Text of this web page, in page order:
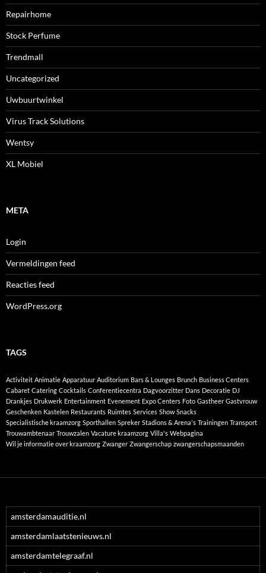
Repairhome
Stock Perfume
Trendmall
Uncategorized
Uwbuurtwinkel
Virus Track Solutions
Wentsy
XL Mobiel
META
Login
Vermeldingen feed
Reacties feed
WordPress.org
TAGS
Activiteit Animatie Apparatuur Auditorium Bars & Lounges Brunch Business Centers
Cabaret Catering Cocktails Conferentiecentra Dagvoorzitter Dans Decoratie DJ
Drankjes Drukwerk Entertainment Evenement Expo Centers Foto Gastheer Gastvrouw
Geschenken Kastelen Restaurants Ruimtes Services Show Snacks
Specialistische kraamzorg Sporthallen Spreker Stadions & Arena's Trainingen Transport
Trouwambtenaar Trouwzalen Vacature kraamzorg Villa's Webpagina
Wil je informatie over kraamzorg Zwanger Zwangerschap zwangerschapsmaanden
amsterdamauditie.nl
amsterdamlaatstenieuws.nl
amsterdamtelegraaf.nl